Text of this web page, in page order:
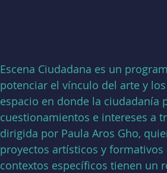
Escena Ciudadana es un
potenciar el vínculo del arte y
espacio en donde la ciudadanía
cuestionamientos e intereses a
dirigida por Paula Aros Gho,
proyectos artísticos y
contextos específicos tienen un